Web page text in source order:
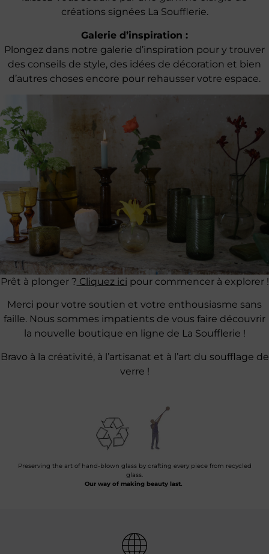
créations signées La Soufflerie.
Galerie d’inspiration :
Plongez dans notre galerie d’inspiration pour y trouver
des conseils de style, des idées de décoration et bien
d’autres choses encore pour rehausser votre espace.
Prêt à plonger ? Cliquez ici pour commencer à explorer !
Merci pour votre soutien et votre enthousiasme sans
faille. Nous sommes impatients de vous faire découvrir
la nouvelle boutique en ligne de La Soufflerie !
Bravo à la créativité, à l’artisanat et à l’art du soufflage de
verre !
Preserving the art of hand-blown glass by crafting every piece from recycled
glass.
Our way of making beauty last.